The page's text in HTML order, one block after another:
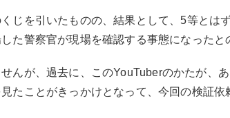
じを引いたものの、結果として、5等とは
た警察官が現場を確認する事態になったと
んが、過去に、このYouTuberのかたが、
たことがきっかけとなって、今回の検証